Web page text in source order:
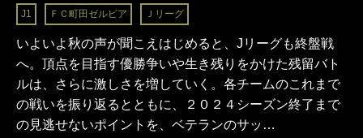
J1 ＦＣ町田ゼルビア Ｊリーグ
いよいよ秋の声が聞こえはじめると、Jリーグも終盤戦
へ。頂点を目指す優勝争いや生き残りをかけた残留バト
ルは、さらに激しさを増していく。各チームのこれまで
の戦いを振り返るとともに、２０２４シーズン終了まで
の見逃せないポイントを、ベテランのサッ…